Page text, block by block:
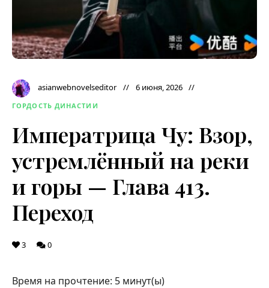
asianwebnovelseditor 6 июня, 2026
ГОРДОСТЬ ДИНАСТИИ
Императрица Чу: Взор,
устремлённый на реки
и горы — Глава 413.
Переход
3 0
Время на прочтение: 5 минут(ы)